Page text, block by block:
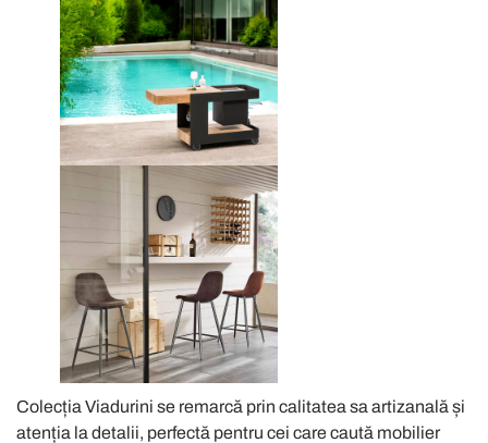
Colecția Viadurini se remarcă prin calitatea sa artizanală și
atenția la detalii, perfectă pentru cei care caută mobilier